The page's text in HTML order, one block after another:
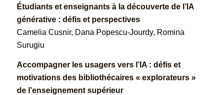
Étudiants et enseignants à la découverte de l’IA
générative : défis et perspectives
Camelia Cusnir, Dana Popescu-Jourdy, Romina
Surugiu
Accompagner les usagers vers l’IA : défis et
motivations des bibliothécaires « explorateurs »
de l’enseignement supérieur